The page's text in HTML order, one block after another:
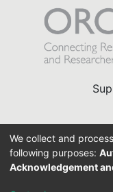
We collect and
following purposes:
Acknowledgement